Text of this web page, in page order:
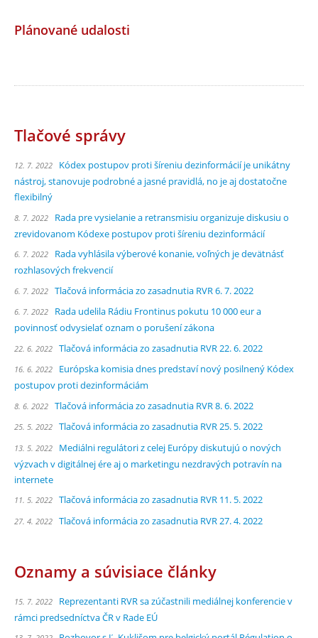
Plánované udalosti
Tlačové správy
12. 7. 2022
Kódex postupov proti šíreniu dezinformácií je unikátny
nástroj, stanovuje podrobné a jasné pravidlá, no je aj dostatočne
flexibilný
8. 7. 2022
Rada pre vysielanie a retransmisiu organizuje diskusiu o
zrevidovanom Kódexe postupov proti šíreniu dezinformácií
6. 7. 2022
Rada vyhlásila výberové konanie, voľných je devätnásť
rozhlasových frekvencií
6. 7. 2022 Tlačová informácia zo zasadnutia RVR 6. 7. 2022
6. 7. 2022
Rada udelila Rádiu Frontinus pokutu 10 000 eur a
povinnosť odvysielať oznam o porušení zákona
22. 6. 2022 Tlačová informácia zo zasadnutia RVR 22. 6. 2022
16. 6. 2022
Európska komisia dnes predstaví nový posilnený Kódex
postupov proti dezinformáciám
8. 6. 2022 Tlačová informácia zo zasadnutia RVR 8. 6. 2022
25. 5. 2022 Tlačová informácia zo zasadnutia RVR 25. 5. 2022
13. 5. 2022
Mediálni regulátori z celej Európy diskutujú o nových
výzvach v digitálnej ére aj o marketingu nezdravých potravín na
internete
11. 5. 2022 Tlačová informácia zo zasadnutia RVR 11. 5. 2022
27. 4. 2022 Tlačová informácia zo zasadnutia RVR 27. 4. 2022
Oznamy a súvisiace články
15. 7. 2022
Reprezentanti RVR sa zúčastnili mediálnej konferencie v
rámci predsedníctva ČR v Rade EÚ